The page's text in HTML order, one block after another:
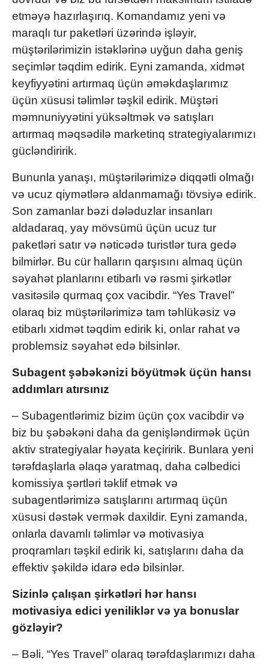
etməyə hazırlaşırıq. Komandamız yeni və
maraqlı tur paketləri üzərində işləyir,
müştərilərimizin istəklərinə uyğun daha geniş
seçimlər təqdim edirik. Eyni zamanda, xidmət
keyfiyyətini artırmaq üçün əməkdaşlarımız
üçün xüsusi təlimlər təşkil edirik. Müştəri
məmnuniyyətini yüksəltmək və satışları
artırmaq məqsədilə marketinq strategiyalarımızı
gücləndiririk.
Bununla yanaşı, müştərilərimizə diqqətli olmağı
və ucuz qiymətlərə aldanmamağı tövsiyə edirik.
Son zamanlar bəzi dələduzlar insanları
aldadaraq, yay mövsümü üçün ucuz tur
paketləri satır və nəticədə turistlər tura gedə
bilmirlər. Bu cür halların qarşısını almaq üçün
səyahət planlarını etibarlı və rəsmi şirkətlər
vasitəsilə qurmaq çox vacibdir. “Yes Travel”
olaraq biz müştərilərimizə tam təhlükəsiz və
etibarlı xidmət təqdim edirik ki, onlar rahat və
problemsiz səyahət edə bilsinlər.
Subagent şəbəkənizi böyütmək üçün hansı
addımları atırsınız
– Subagentlərimiz bizim üçün çox vacibdir və
biz bu şəbəkəni daha da genişləndirmək üçün
aktiv strategiyalar həyata keçiririk. Bunlara yeni
tərəfdaşlarla əlaqə yaratmaq, daha cəlbedici
komissiya şərtləri təklif etmək və
subagentlərimizə satışlarını artırmaq üçün
xüsusi dəstək vermək daxildir. Eyni zamanda,
onlarla davamlı təlimlər və motivasiya
proqramları təşkil edirik ki, satışlarını daha da
effektiv şəkildə idarə edə bilsinlər.
Sizinlə çalışan şirkətləri hər hansı
motivasiya edici yeniliklər və ya bonuslar
gözləyir?
– Bəli, “Yes Travel” olaraq tərəfdaşlarımızı daha